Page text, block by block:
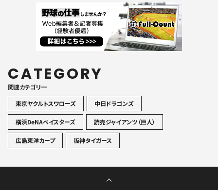
CATEGORY
関連カテゴリ一
東京ヤクルトスワローズ
中日ドラゴンズ
横浜DeNAベイスターズ 読売ジャイアンツ（巨人）
広島東洋カープ 阪神タイガース